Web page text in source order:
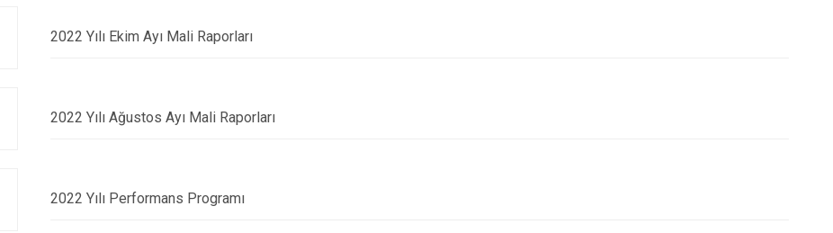
2022 Yılı Ekim Ayı Mali Raporları
2022 Yılı Ağustos Ayı Mali Raporları
2022 Yılı Performans Programı